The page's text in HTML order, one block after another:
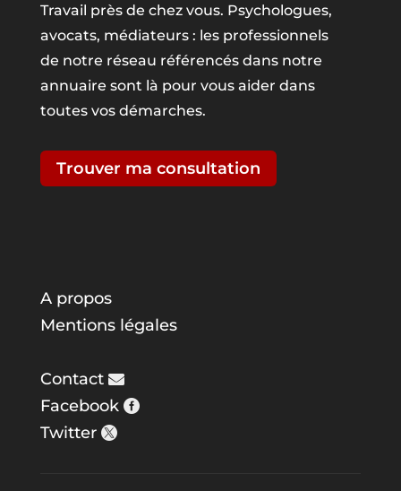
Travail près de chez vous. Psychologues,
avocats, médiateurs : les professionnels
de notre réseau référencés dans notre
annuaire sont là pour vous aider dans
toutes vos démarches.
Trouver ma consultation
A propos
Mentions légales
Contact
Facebook
Twitter